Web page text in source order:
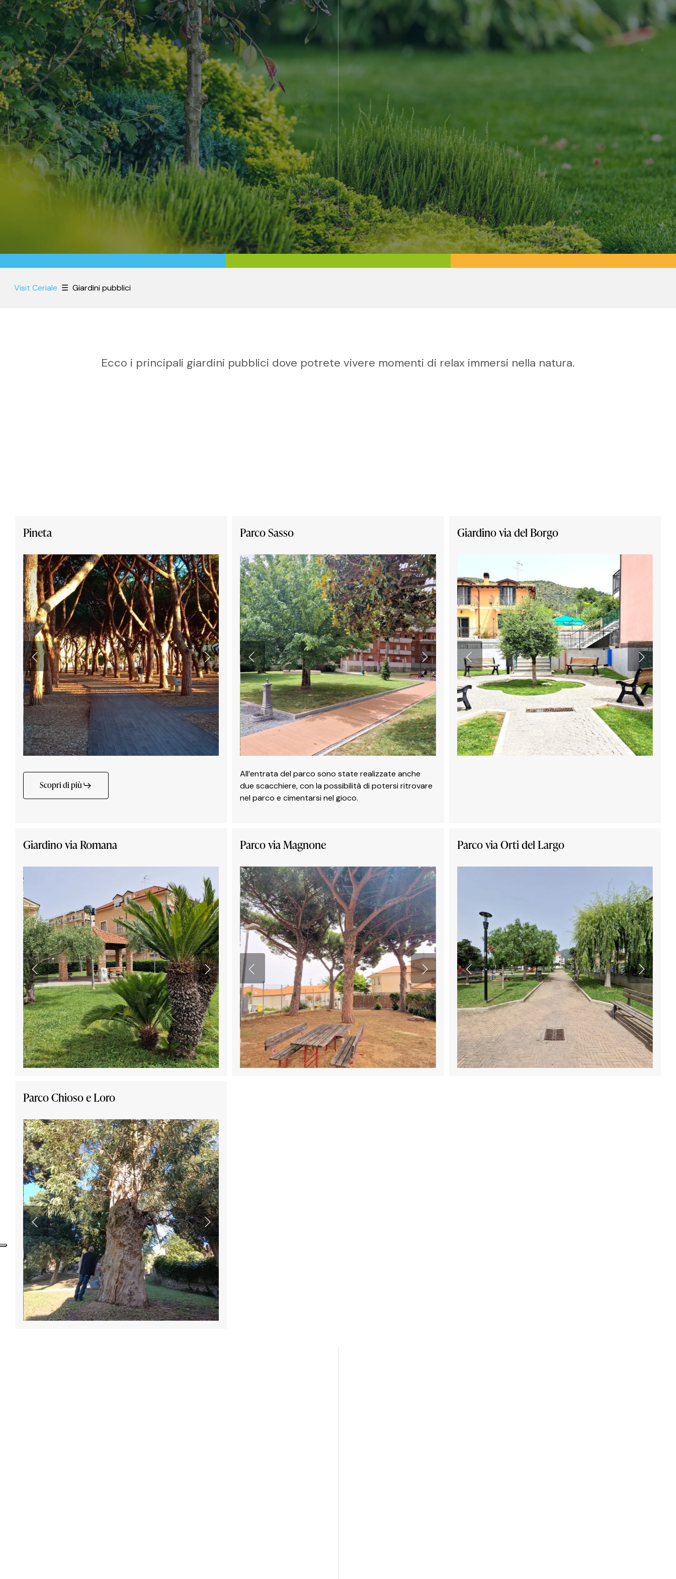
Visit Ceriale ☰ Giardini pubblici
Ecco i principali giardini pubblici dove potrete vivere momenti di relax immersi nella natura.
Pineta
Scopri di più
Parco Sasso
All’entrata del parco sono state realizzate anche
due scacchiere, con la possibilità di potersi ritrovare
nel parco e cimentarsi nel gioco.
Giardino via del Borgo
Giardino via Romana Parco via Magnone Parco via Orti del Largo
Parco Chioso e Loro